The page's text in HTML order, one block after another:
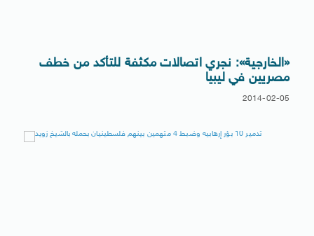
«الخارجية»: نجري اتصالات مكثفة للتأكد من خطف
مصريين في ليبيا
2014-02-05